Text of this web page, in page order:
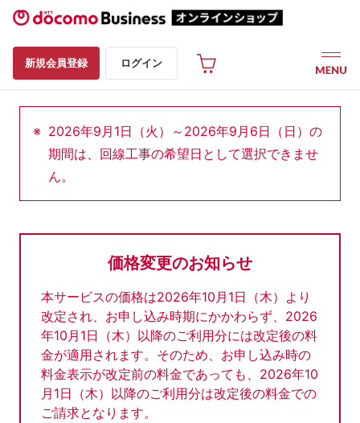
新規会員登録 ログイン
2026年9月1日（火）～2026年9月6日（日）の
期間は、回線工事の希望日として選択できませ
ん。
価格変更のお知らせ
本サービスの価格は2026年10月1日（木）より
改定され、お申し込み時期にかかわらず、2026
年10月1日（木）以降のご利用分には改定後の料
金が適用されます。そのため、お申し込み時の
料金表示が改定前の料金であっても、2026年10
月1日（木）以降のご利用分は改定後の料金での
ご請求となります。